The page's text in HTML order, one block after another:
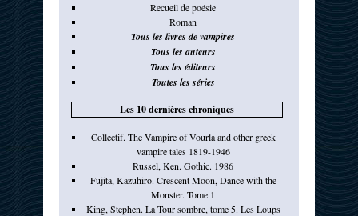
Recueil de poésie
Roman
Tous les livres de vampires
Tous les auteurs
Tous les éditeurs
Toutes les séries
Les 10 dernières chroniques
Collectif. The Vampire of Vourla and other greek
vampire tales 1819-1946
Russel, Ken. Gothic. 1986
Fujita, Kazuhiro. Crescent Moon, Dance with the
Monster. Tome 1
King, Stephen. La Tour sombre, tome 5. Les Loups